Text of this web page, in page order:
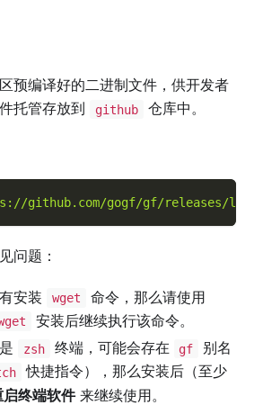
预编译好的二进制文件，供开发者
托管存放到
github 仓库中。
github.com/gogf/gf/releases/
问题：
安装 wget 命令，那么请使用
安装后继续执行该命令。
zsh 终端，可能会存在 gf
别名
快捷指令），那么安装后（至少
启终端软件来继续使用。